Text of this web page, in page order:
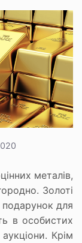
металів,
Золоті
для
в особистих
Крім